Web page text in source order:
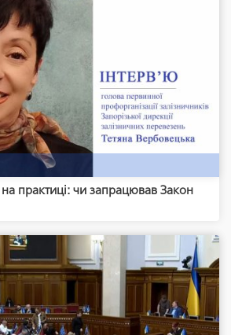
на практиці: чи запрацював Закон